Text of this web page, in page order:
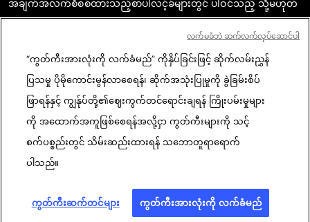
အချက်အလက်စိစစ်ထားသည့်စာပါလင့်ခ်များတွင် ပါဝင်သည့် သို့မဟုတ်
အချက်အလက်များကို အတည်ပြုရာတွင် စာဖတ်သူတို့ မှန်ကန်စွာ
နားလည်စေရန်အလို့ငှာ လိုအပ်သည့် အတိုင်းအတာပမာဏအအလျောက်
ရယူဖော်ပြထားခြင်းဖြစ်ပါသည်။ AFP အနေဖြင့် ဤသို့သောတတိယအဖွဲ့
အစည်း (third party) ၏ စာ၊ အကြောင်းအရာများနှင့်ပတ်သက်၍ မူပိုင်
ခွင့်ရှိသူ သို့မဟုတ် မူရင်းတင်သူများထံမှ မည်သည့်ပိုင်ခွင့်မှ ရယူထားခြင်း
မရှိပါ။ ဤသို့ဆောင်ရွက်သည့်အတွက် မည်သို့သော တာဝန်မှရှိမည်
မဟုတ်ပါ။ AFP နှင့် AFP ၏ တံဆိပ်လိုဂိုမှာ မှတ်ပုံတင်ပြီးဖြစ်ကာ AFP ၏
ကုန်အမှတ်တံဆိပ်များလည်းဖြစ်ပါသည်။
“ကွတ်ကီးအားလုံးကို လက်ခံမည်” ကိုနှိပ်ခြင်းဖြင့် ဆိုက်လမ်းညွှန်
ပြသမှု ပိုမိုကောင်းမွန်လာစေရန်၊ ဆိုက်အသုံးပြုမှုကို ခွဲခြမ်းစိပ်
ဖြာရန်နှင့် ကျွန်ုပ်တို့၏ဈေးကွက်တင်ရောင်းချရန် ကြိုးပမ်းမှုများ
ကို အထောက်အကူဖြစ်စေရန်အလို့ငှာ ကွတ်ကီးများကို သင့်
စက်ပစ္စည်းတွင် သိမ်းဆည်းထားရန် သဘောတူရာရောက်
ပါသည်။
ကွတ်ကီးဆက်တင်များ ကွတ်ကီးအားလုံးကို လက်ခံမည်
လက်မခံဘဲ ဆက်လက်လုပ်ဆောင်ပါ